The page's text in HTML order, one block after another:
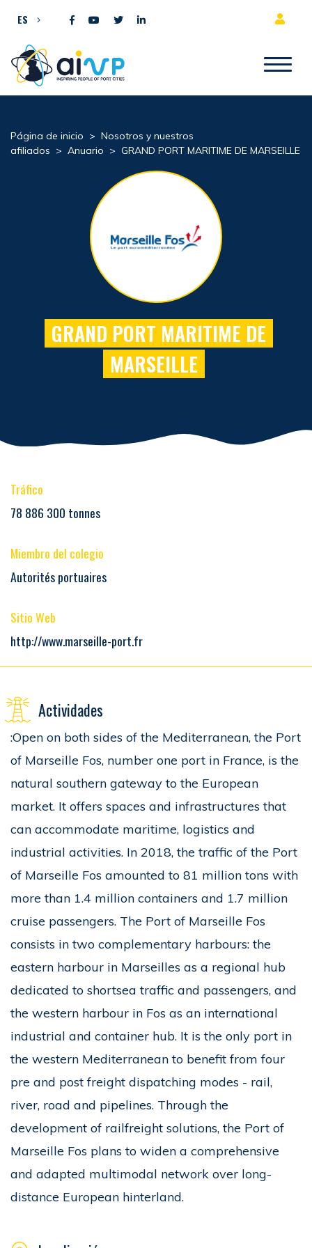
ES
Página de inicio > Nosotros y nuestros
afiliados > Anuario > GRAND PORT MARITIME DE MARSEILLE
GRAND PORT MARITIME DE
MARSEILLE
Tráfico
78 886 300 tonnes
Miembro del colegio
Autorités portuaires
Sitio Web
http://www.marseille-port.fr
Actividades
:Open on both sides of the Mediterranean, the Port
of Marseille Fos, number one port in France, is the
natural southern gateway to the European
market. It offers spaces and infrastructures that
can accommodate maritime, logistics and
industrial activities. In 2018, the traffic of the Port
of Marseille Fos amounted to 81 million tons with
more than 1.4 million containers and 1.7 million
cruise passengers. The Port of Marseille Fos
consists in two complementary harbours: the
eastern harbour in Marseilles as a regional hub
dedicated to shortsea traffic and passengers, and
the western harbour in Fos as an international
industrial and container hub. It is the only port in
the western Mediterranean to benefit from four
pre and post freight dispatching modes - rail,
river, road and pipelines. Through the
development of railfreight solutions, the Port of
Marseille Fos plans to widen a comprehensive
and adapted multimodal network over long-
distance European hinterland.